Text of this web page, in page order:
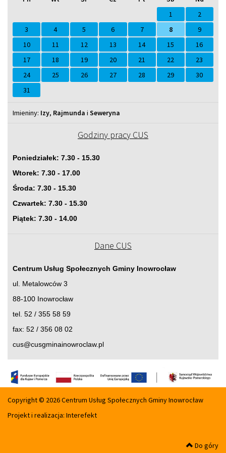
Wrzesień
2026
Sierpień
2027
1
2
3
4 5 6 7 8
9
10
11 12 13 14 15
16
17
18 19 20 21 22
23
24
25 26 27 28 29
30
31
Imieniny
Imieniny: Izy, Rajmunda i Seweryna
Godziny pracy CUS
Poniedziałek: 7.30 - 15.30
Wtorek: 7.30 - 17.00
Środa: 7.30 - 15.30
Czwartek: 7.30 - 15.30
Piątek: 7.30 - 14.00
Dane CUS
Centrum Usług Społecznych Gminy Inowrocław
ul. Metalowców 3
88-100 Inowrocław
tel. 52 / 355 58 59
fax: 52 / 356 08 02
cus@cusgminainowroclaw.pl
Copyright © 2026 Centrum Usług Społecznych Gminy Inowrocław
Projekt i realizacja: Interefekt
Do góry